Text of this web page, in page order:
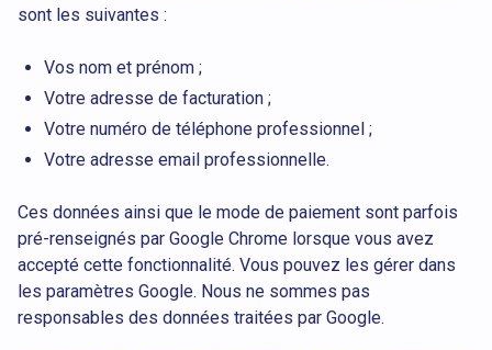
sont les suivantes :
Vos nom et prénom ;
Votre adresse de facturation ;
Votre numéro de téléphone professionnel ;
Votre adresse email professionnelle.
Ces données ainsi que le mode de paiement sont parfois
pré-renseignés par Google Chrome lorsque vous avez
accepté cette fonctionnalité. Vous pouvez les gérer dans
les paramètres Google. Nous ne sommes pas
responsables des données traitées par Google.